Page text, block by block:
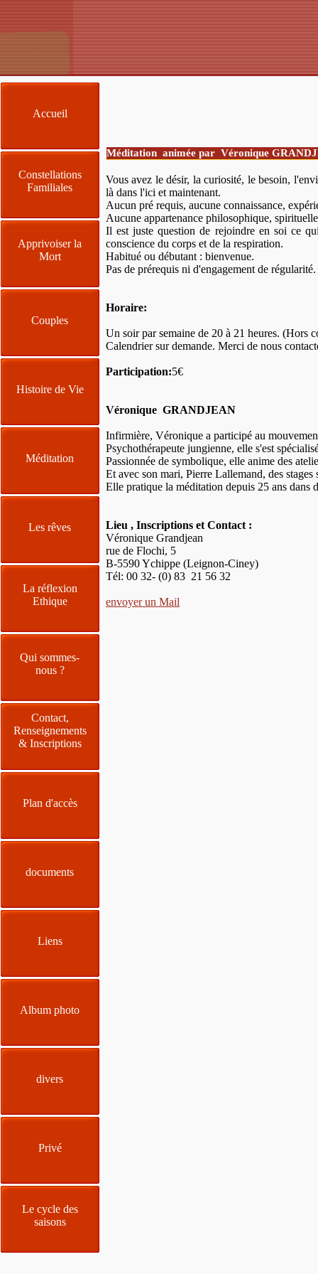
Accueil
Constellations
Familiales
Apprivoiser la
Mort
Couples
Histoire de Vie
Méditation
Les rêves
La réflexion
Ethique
Qui sommes-
nous ?
Contact,
Renseignements
& Inscriptions
Plan d'accès
documents
Liens
Album photo
divers
Privé
Le cycle des
saisons
Méditation animée par Véronique
Vous avez le désir, la curiosité, le besoin,
là dans l'ici et maintenant.
Aucun pré requis, aucune connaissance,
Aucune appartenance philosophique,
Il est juste question de rejoindre en soi ce
conscience du corps et de la respiration.
Habitué ou débutant : bienvenue.
Pas de prérequis ni d'engagement de régularité.
Horaire:
Un soir par semaine de 20 à 21 heures. (Hors
Calendrier sur demande. Merci de nous
Participation:5€
Véronique GRANDJEAN
Infirmière, Véronique a participé au
Psychothérapeute jungienne, elle s'est
Passionnée de symbolique, elle anime des
Et avec son mari, Pierre Lallemand, des
Elle pratique la méditation depuis 25 ans dans
Lieu , Inscriptions et Contact :
Véronique Grandjean
rue de Flochi, 5
B-5590 Ychippe (Leignon-Ciney)
Tél: 00 32- (0) 83 21 56 32
envoyer un Mail